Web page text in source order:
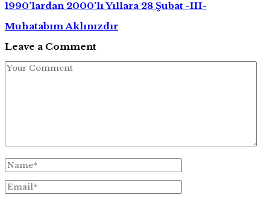
1990’lardan 2000’lı Yıllara 28 Şubat -III-
Muhatabım Aklınızdır
Leave a Comment